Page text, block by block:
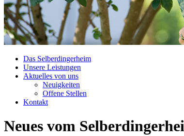
Das Selberdingerheim
Unsere Leistungen
Aktuelles von uns
Neuigkeiten
Offene Stellen
Kontakt
Neues vom